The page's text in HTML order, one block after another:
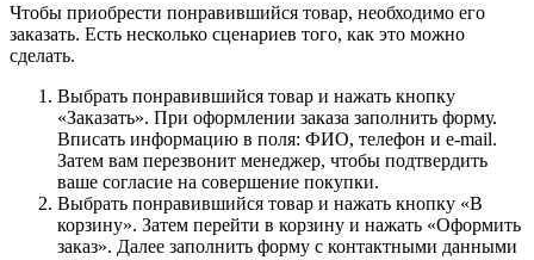
Чтобы приобрести понравившийся товар, необходимо его
заказать. Есть несколько сценариев того, как это можно
сделать.
Выбрать понравившийся товар и нажать кнопку
«Заказать». При оформлении заказа заполнить форму.
Вписать информацию в поля: ФИО, телефон и e-mail.
Затем вам перезвонит менеджер, чтобы подтвердить
ваше согласие на совершение покупки.
Выбрать понравившийся товар и нажать кнопку «В
корзину». Затем перейти в корзину и нажать «Оформить
заказ». Далее заполнить форму с контактными данными